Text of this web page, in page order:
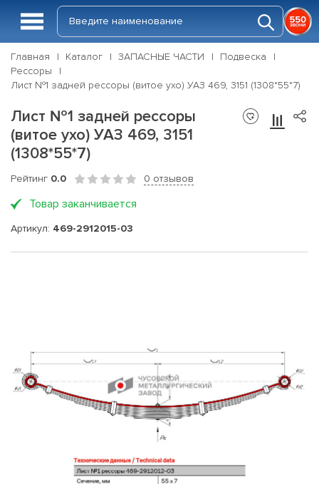
Главная Каталог ЗАПАСНЫЕ ЧАСТИ
Подвеска
Рессоры
Лист №1 задней рессоры (витое ухо) УАЗ 469, 3151 (1308*55*7)
Лист №1 задней рессоры
(витое ухо) УАЗ 469, 3151
(1308*55*7)
Рейтинг 0.0 0 отзывов
Товар заканчивается
Артикул: 469-2912015-03